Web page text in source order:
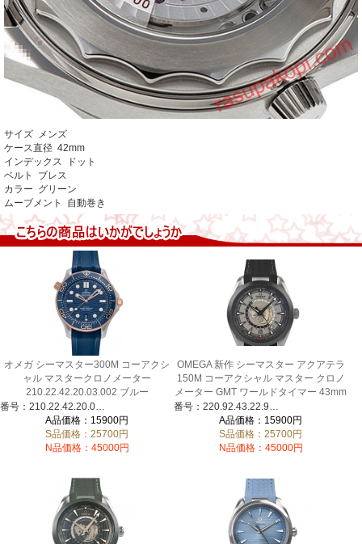
サイズ メンズ
ケース直径 42mm
インデックス ドット
ベルト ブレス
カラー グリーン
ムーブメント 自動巻き
オメガ シーマスター300M コーアクシ
ャル マスタークロノメーター
210.22.42.20.03.002 ブルー
A品価格：15900円
S品価格：25700円
N品価格：45000円
OMEGA 新作 シーマスター アクアテラ
150M コーアクシャル マスター クロノ
メーター GMT ワールドタイマー 43mm
220.92.43.22.99.001
A品価格：15900円
S品価格：25700円
N品価格：45000円